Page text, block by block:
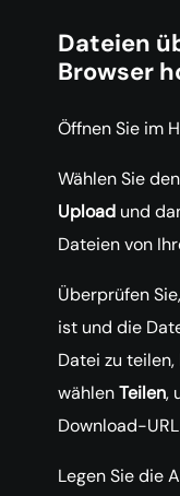
Dateien
Browser
Öffnen Sie im
Wählen Sie
Upload und
Dateien von
Überprüfen
ist und die
Datei zu
wählenTeilen,
Download-
Legen Sie die